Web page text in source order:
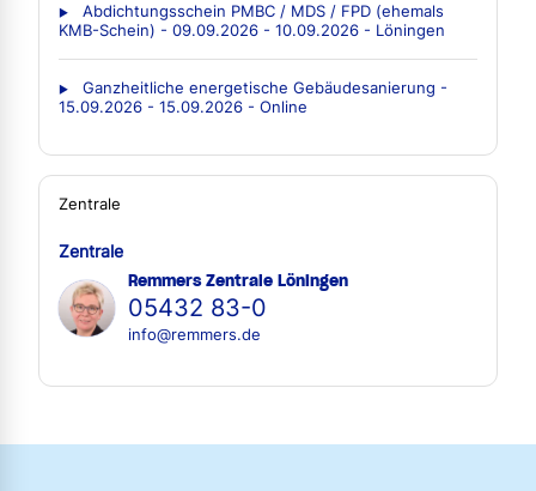
Abdichtungsschein PMBC / MDS / FPD (ehemals
KMB-Schein) - 09.09.2026 - 10.09.2026 - Löningen
Ganzheitliche energetische Gebäudesanierung -
15.09.2026 - 15.09.2026 - Online
Zentrale
Zentrale
Remmers Zentrale Löningen
05432 83-0
info@remmers.de